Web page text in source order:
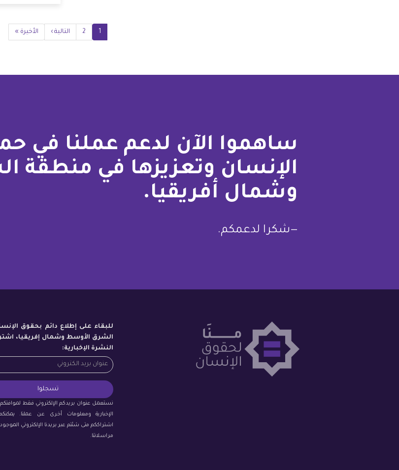
Current
page
1 الصفحة
2
Next
page
التالية ›
Last
page
الأخيرة »
ساهموا الآن لدعم عملنا في
الإنسان وتعزيزها في منطقة
وشمال أفريقيا.
—شكرا لدعمكم.
للبقاء على إطلاع دائم بحقوق
الشرق الأوسط وشمال إفريقيا،
النشرة الإخبارية:
نستعمل عنوان بريدكم الإلكتروني فقط لموافتكم
الإخبارية ومعلومات أخرى عن عملنا.
اشتراككم متى شئتم عبر بريدنا الإلكتروني
مراسلاتنا.